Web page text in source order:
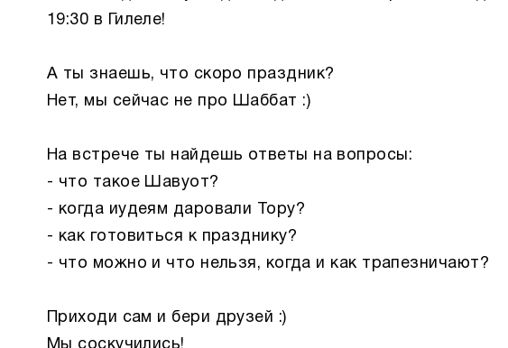
19:30 в Гилеле!
А ты знаешь, что скоро праздник?
Нет, мы сейчас не про Шаббат :)
На встрече ты найдешь ответы на вопросы:
- что такое Шавуот?
- когда иудеям даровали Тору?
- как готовиться к празднику?
- что можно и что нельзя, когда и как трапезничают?
Приходи сам и бери друзей :)
Мы соскучились!